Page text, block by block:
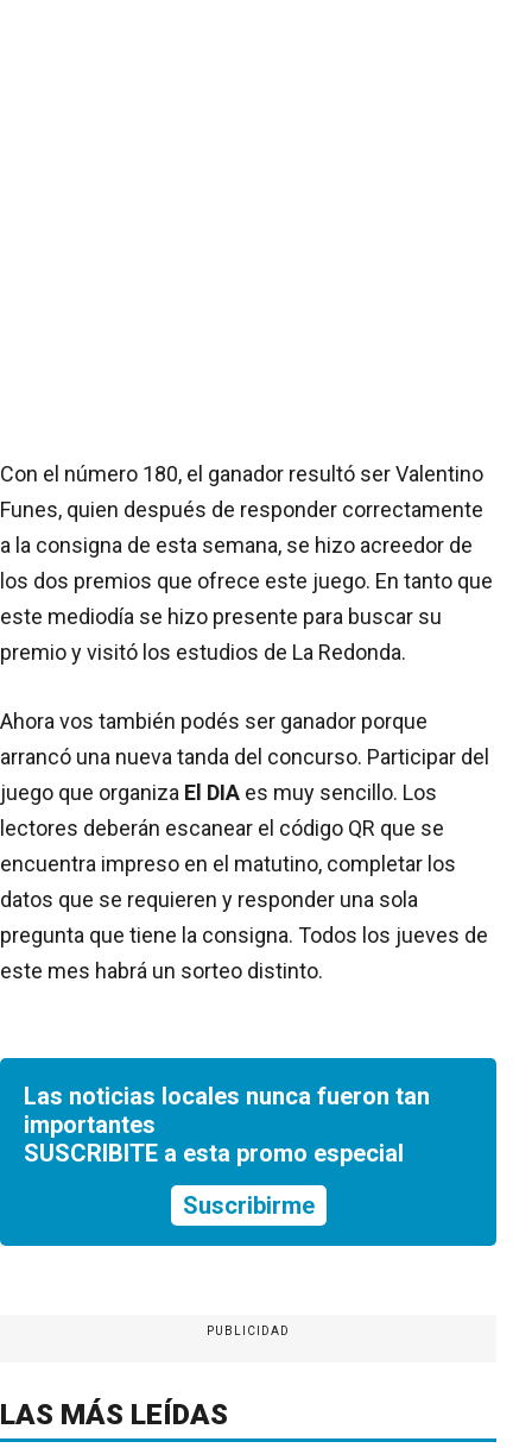
Con el número 180, el ganador resultó ser Valentino
Funes, quien después de responder correctamente
a la consigna de esta semana, se hizo acreedor de
los dos premios que ofrece este juego. En tanto que
este mediodía se hizo presente para buscar su
premio y visitó los estudios de La Redonda.
Ahora vos también podés ser ganador porque
arrancó una nueva tanda del concurso. Participar del
juego que organiza El DIA es muy sencillo. Los
lectores deberán escanear el código QR que se
encuentra impreso en el matutino, completar los
datos que se requieren y responder una sola
pregunta que tiene la consigna. Todos los jueves de
este mes habrá un sorteo distinto.
Las noticias locales nunca fueron tan
importantes
SUSCRIBITE a esta promo especial
Suscribirme
PUBLICIDAD
LAS MÁS LEÍDAS